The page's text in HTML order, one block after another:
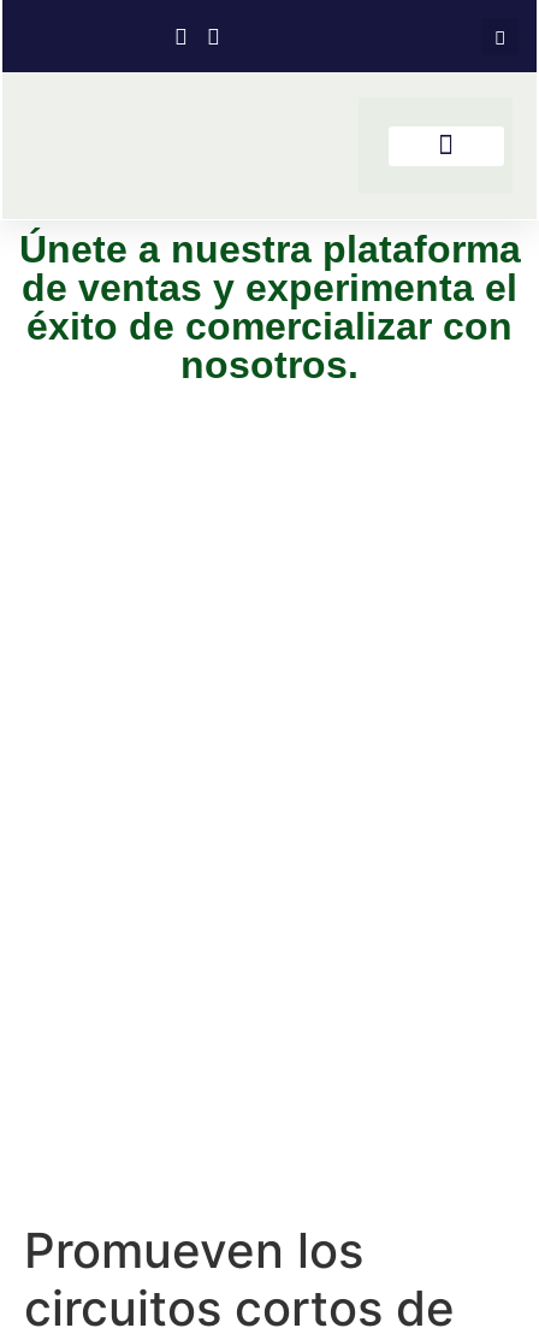
Únete a nuestra plataforma
de ventas y experimenta el
éxito de comercializar con
nosotros.
Promueven los
circuitos cortos de